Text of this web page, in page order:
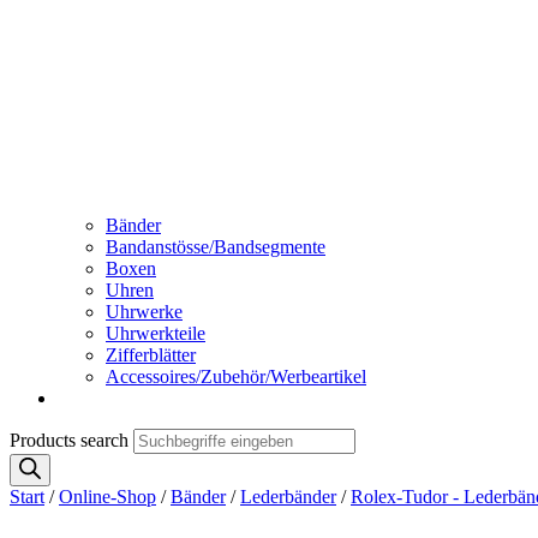
Bänder
Bandanstösse/Bandsegmente
Boxen
Uhren
Uhrwerke
Uhrwerkteile
Zifferblätter
Accessoires/Zubehör/Werbeartikel
Products search
Start /Online-Shop /Bänder/Lederbänder/Rolex-Tudor -